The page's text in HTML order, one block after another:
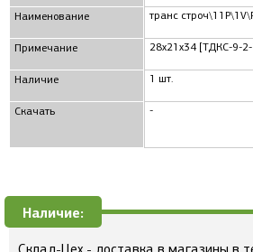
Наименование
Примечание
Наличие
Скачать
транс
28х21х34 [ТДКС-9-
1 шт.
-
Наличие: